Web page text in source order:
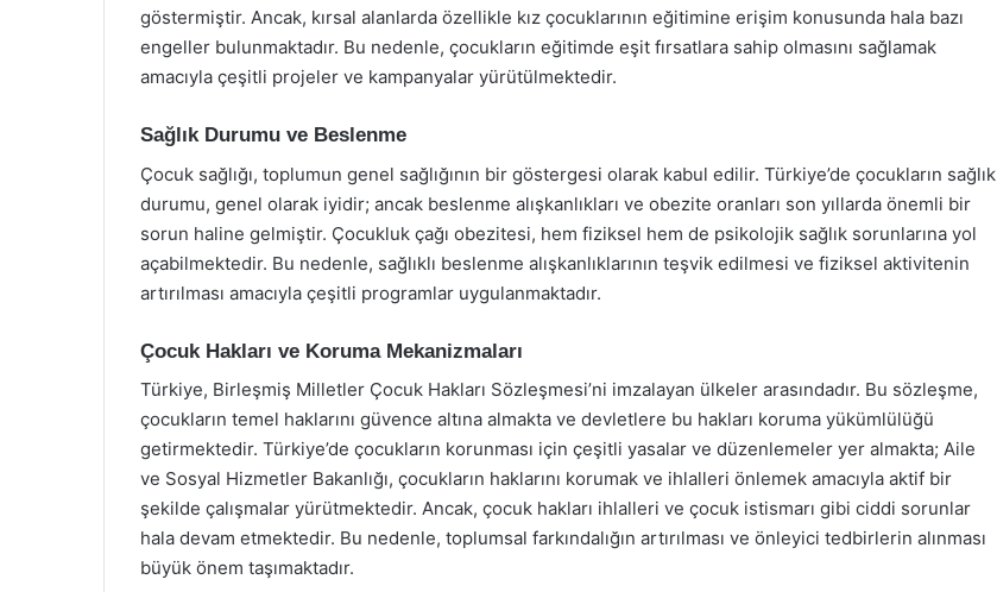
göstermiştir. Ancak, kırsal alanlarda özellikle kız çocuklarının eğitimine erişim konusunda hala bazı
engeller bulunmaktadır. Bu nedenle, çocukların eğitimde eşit fırsatlara sahip olmasını sağlamak
amacıyla çeşitli projeler ve kampanyalar yürütülmektedir.
Sağlık Durumu ve Beslenme
Çocuk sağlığı, toplumun genel sağlığının bir göstergesi olarak kabul edilir. Türkiye’de çocukların sağlık
durumu, genel olarak iyidir; ancak beslenme alışkanlıkları ve obezite oranları son yıllarda önemli bir
sorun haline gelmiştir. Çocukluk çağı obezitesi, hem fiziksel hem de psikolojik sağlık sorunlarına yol
açabilmektedir. Bu nedenle, sağlıklı beslenme alışkanlıklarının teşvik edilmesi ve fiziksel aktivitenin
artırılması amacıyla çeşitli programlar uygulanmaktadır.
Çocuk Hakları ve Koruma Mekanizmaları
Türkiye, Birleşmiş Milletler Çocuk Hakları Sözleşmesi’ni imzalayan ülkeler arasındadır. Bu sözleşme,
çocukların temel haklarını güvence altına almakta ve devletlere bu hakları koruma yükümlülüğü
getirmektedir. Türkiye’de çocukların korunması için çeşitli yasalar ve düzenlemeler yer almakta; Aile
ve Sosyal Hizmetler Bakanlığı, çocukların haklarını korumak ve ihlalleri önlemek amacıyla aktif bir
şekilde çalışmalar yürütmektedir. Ancak, çocuk hakları ihlalleri ve çocuk istismarı gibi ciddi sorunlar
hala devam etmektedir. Bu nedenle, toplumsal farkındalığın artırılması ve önleyici tedbirlerin alınması
büyük önem taşımaktadır.